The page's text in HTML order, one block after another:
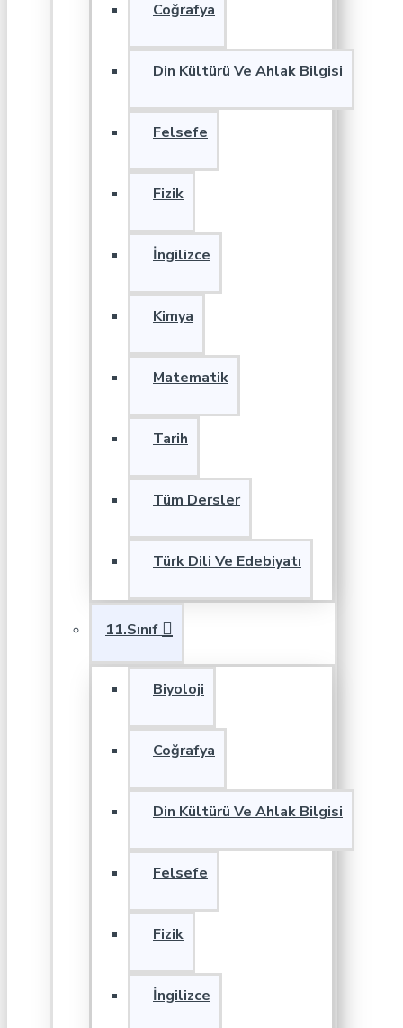
Coğrafya
Din Kültürü Ve Ahlak Bilgisi
Felsefe
Fizik
İngilizce
Kimya
Matematik
Tarih
Tüm Dersler
Türk Dili Ve Edebiyatı
11.Sınıf
Biyoloji
Coğrafya
Din Kültürü Ve Ahlak Bilgisi
Felsefe
Fizik
İngilizce